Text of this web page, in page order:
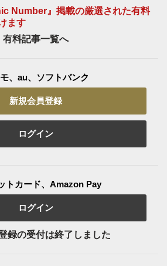
Number』掲載の厳選された有料
ます
有料記事一覧へ
モ、au、ソフトバンク
新規会員登録
ログイン
トカード、Amazon Pay
ログイン
録の受付は終了しました